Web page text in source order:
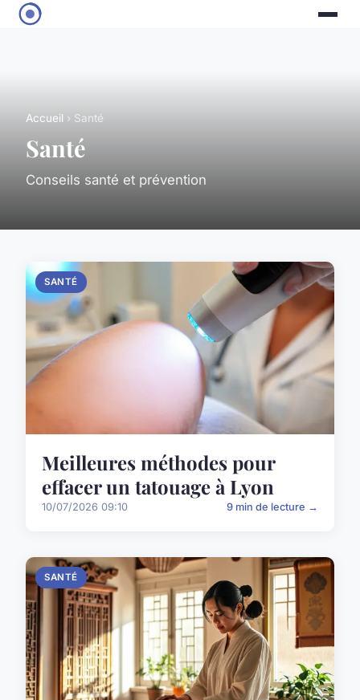
Accueil › Santé
Santé
Conseils santé et prévention
SANTÉ
Meilleures méthodes pour
effacer un tatouage à Lyon
10/07/2026 09:10 9 min de lecture →
SANTÉ